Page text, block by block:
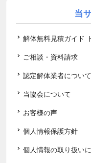
当
解体無料見積ガイド
ご相談・資料請求
認定解体業者について
当協会について
お客様の声
個人情報保護方針
個人情報の取り扱い